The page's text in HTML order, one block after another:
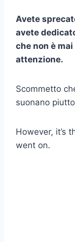
Avete
avete
che non è
attenzione.
Scommetto
suonano
However, it’s
went on.